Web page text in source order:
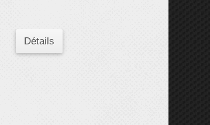
Détails